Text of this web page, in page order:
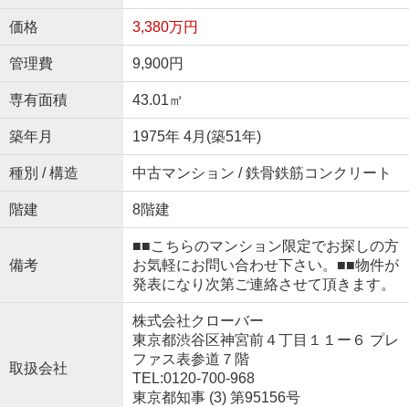
価格 3,380万円
管理費 9,900円
専有面積 43.01㎡
築年月 1975年 4月(築51年)
種別 / 構造 中古マンション / 鉄骨鉄筋コンクリート
階建 8階建
備考
■■こちらのマンション限定でお探しの方
お気軽にお問い合わせ下さい。■■物件が
発表になり次第ご連絡させて頂きます。
取扱会社
株式会社クローバー
東京都渋谷区神宮前４丁目１１ー６ プレ
ファス表参道７階
TEL:0120-700-968
東京都知事 (3) 第95156号